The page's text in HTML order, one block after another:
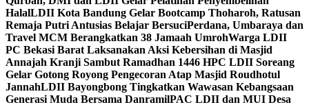
HalalLDII Kota Bandung Gelar Bootcamp Thoharoh, Ratusan
Remaja Putri Antusias Belajar BersuciPerdana, Umbaraya dan
Travel MCM Berangkatkan 38 Jamaah UmrohWarga LDII
PC Bekasi Barat Laksanakan Aksi Kebersihan di Masjid
Annajah Kranji Sambut Ramadhan 1446 HPC LDII Soreang
Gelar Gotong Royong Pengecoran Atap Masjid Roudhotul
JannahLDII Bayongbong Tingkatkan Wawasan Kebangsaan
Generasi Muda Bersama DanramilPAC LDII dan MUI Desa